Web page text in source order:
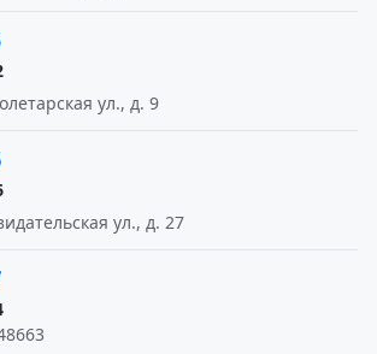
ул., д. 9
ул., д. 27